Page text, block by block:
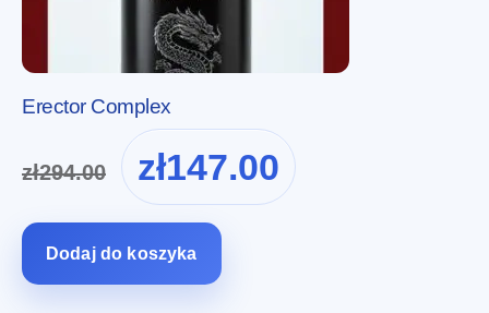
Erector Complex
zł294.00
Pierwotna
cena
wynosiła:
zł147.00
cena
Dodaj do koszyka